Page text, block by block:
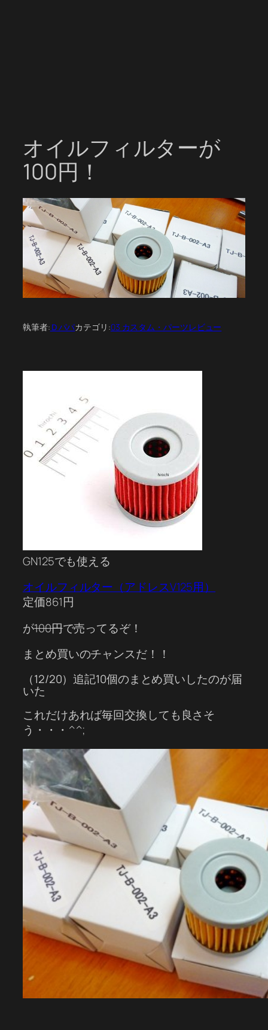
オイルフィルターが
100円！
執筆者: Ｄパパカテゴリ:03 カスタム・パーツレビュー
GN125でも使える
オイルフィルター（アドレスV125用）
定価861円
が100円で売ってるぞ！
まとめ買いのチャンスだ！！
（12/20）追記10個のまとめ買いしたのが届
いた
これだけあれば毎回交換しても良さそ
う・・・^^;